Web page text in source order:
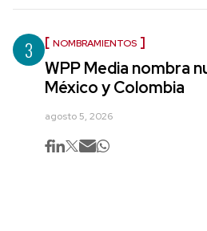
3 NOMBRAMIENTOS
WPP Media nombra
México y Colombia
agosto 5, 2026